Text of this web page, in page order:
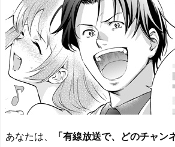
あなたは、
「有線放送で、どのチャン